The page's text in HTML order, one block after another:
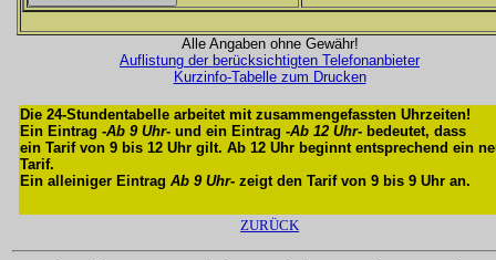
Alle Angaben ohne Gewähr!
Auflistung der berücksichtigten Telefonanbieter
Kurzinfo-Tabelle zum Drucken
Die 24-Stundentabelle arbeitet mit zusammengefassten Uhrzeiten!
Ein Eintrag -Ab 9 Uhr- und ein Eintrag -Ab 12 Uhr- bedeutet, dass
ein Tarif von 9 bis 12 Uhr gilt. Ab 12 Uhr beginnt entsprechend ein
Tarif.
Ein alleiniger Eintrag Ab 9 Uhr- zeigt den Tarif von 9 bis 9 Uhr an.
ZURÜCK